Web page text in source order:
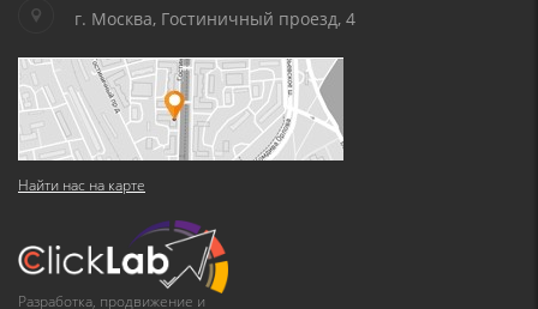
г. Москва, Гостиничный проезд, 4
Найти нас на карте
Разработка, продвижение и